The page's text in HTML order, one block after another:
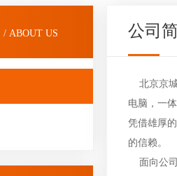
/ ABOUT US 公司
北京京
电脑，一
凭借雄厚
的信赖。
面向公司